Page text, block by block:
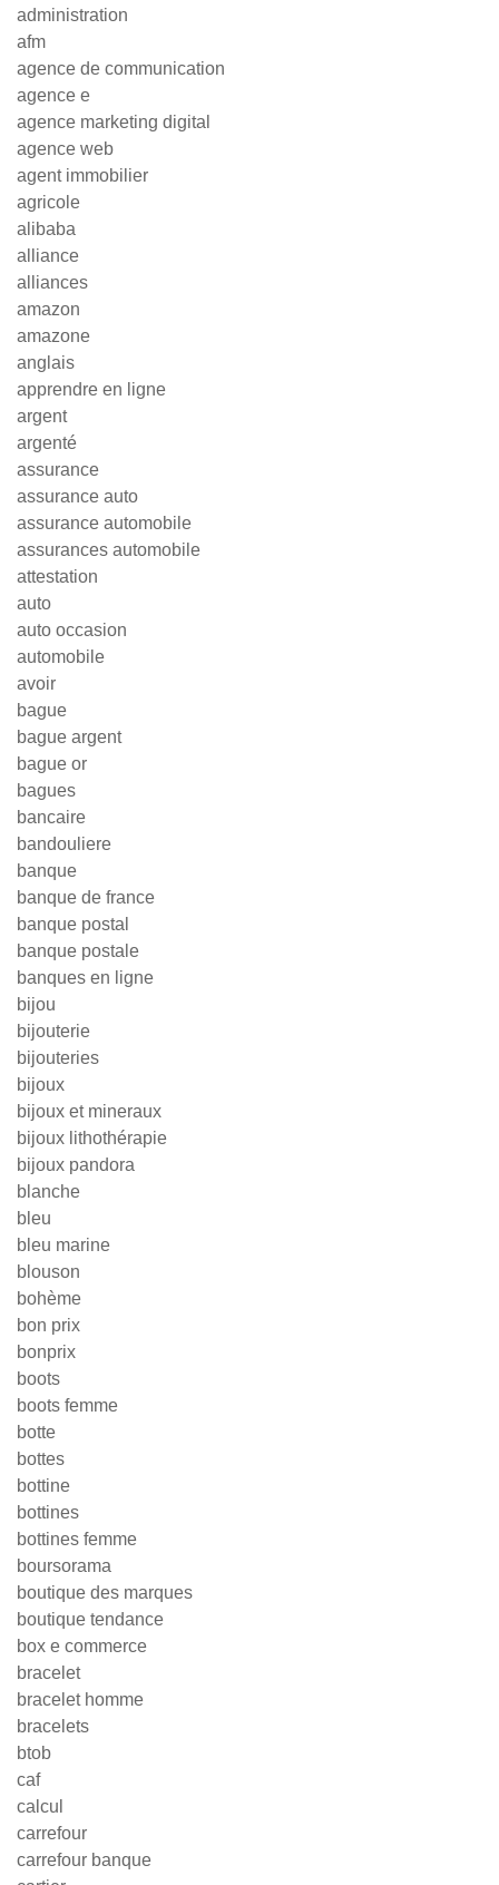
administration
afm
agence de communication
agence e
agence marketing digital
agence web
agent immobilier
agricole
alibaba
alliance
alliances
amazon
amazone
anglais
apprendre en ligne
argent
argenté
assurance
assurance auto
assurance automobile
assurances automobile
attestation
auto
auto occasion
automobile
avoir
bague
bague argent
bague or
bagues
bancaire
bandouliere
banque
banque de france
banque postal
banque postale
banques en ligne
bijou
bijouterie
bijouteries
bijoux
bijoux et mineraux
bijoux lithothérapie
bijoux pandora
blanche
bleu
bleu marine
blouson
bohème
bon prix
bonprix
boots
boots femme
botte
bottes
bottine
bottines
bottines femme
boursorama
boutique des marques
boutique tendance
box e commerce
bracelet
bracelet homme
bracelets
btob
caf
calcul
carrefour
carrefour banque